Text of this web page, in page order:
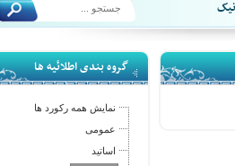
گروه بندی اطلائیه ها
نمایش همه رکورد ها
عمومی
اساتید